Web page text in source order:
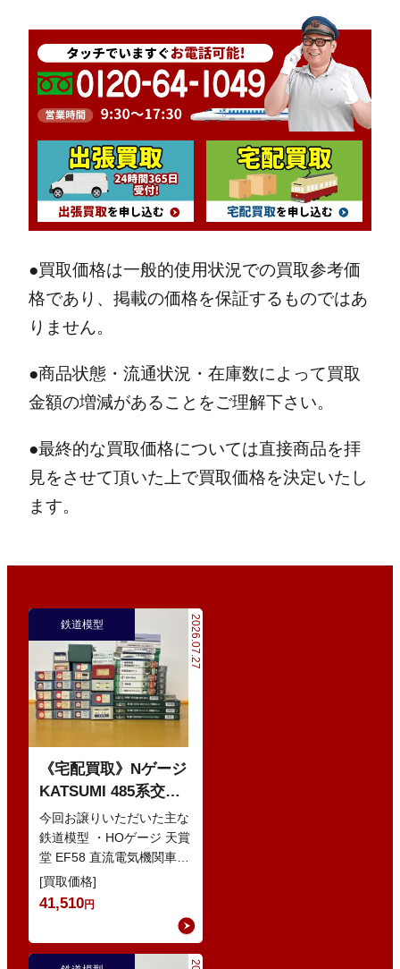
●買取価格は一般的使用状況での買取参考価
格であり、掲載の価格を保証するものではあ
りません。
●商品状態・流通状況・在庫数によって買取
金額の増減があることをご理解下さい。
●最終的な買取価格については直接商品を拝
見をさせて頂いた上で買取価格を決定いたし
ます。
2026.07.27
鉄道模型
《宅配買取》Nゲージ
KATSUMI 485系交直
流特急型電車 などの
鉄道模型
今回お譲りいただいた主な
鉄道模型 ・HOゲージ 天賞
堂 EF58 直流電気機関車
・Nゲージ KATO 10-386
285系0番…
[買取価格]
41,510円